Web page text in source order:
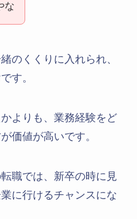
な
のくくりに入れられ、
す。
よりも、業務経験をど
価値が高いです。
職では、新卒の時に見
に行けるチャンスにな